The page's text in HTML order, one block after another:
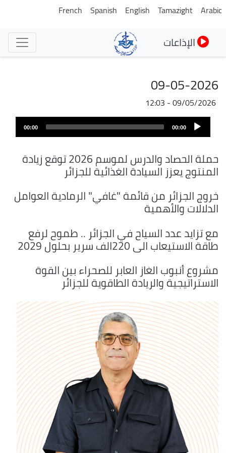
تجاوز
Arabic
Tamazight
English
Spanish
French
الإذاعات
09-05-2026
09/05/2026 - 12:03
ملف
الصوت
Audio
Player
00:00
00:00
حملة الحصاد والدرس لموسم 2026 توقع زيادة
المنتوج يعزز السيادة الغذائية للجزائر
خروج الجزائر من قائمة "غافي" الرمادية العوامل
الدلالات والأهمية
مع تزايد عدد السياح في الجزائر .. طموح لرفع
طاقة الاستيعاب الى 220الف سرير بحلول 2029
مشروع أنبوب الغاز العابر للصحراء بين القوة
الاستراتيجية والريادة الطاقوية للجزائر